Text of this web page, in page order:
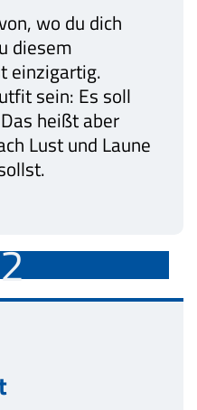
wo du dich
diesem
einzigartig.
sein: Es soll
heißt aber
Lust und Laune
2